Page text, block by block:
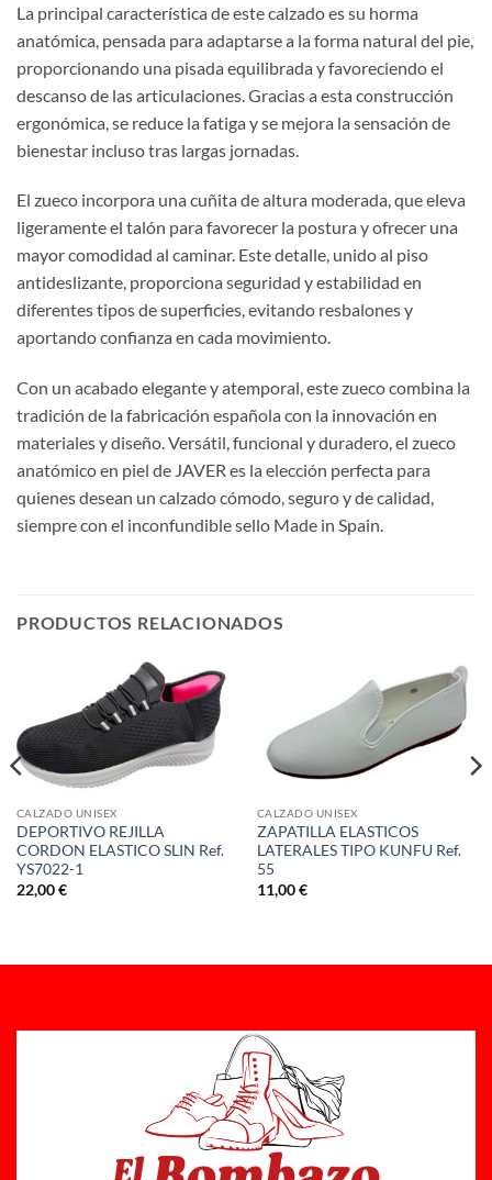
La principal característica de este calzado es su horma
anatómica, pensada para adaptarse a la forma natural del pie,
proporcionando una pisada equilibrada y favoreciendo el
descanso de las articulaciones. Gracias a esta construcción
ergonómica, se reduce la fatiga y se mejora la sensación de
bienestar incluso tras largas jornadas.
El zueco incorpora una cuñita de altura moderada, que eleva
ligeramente el talón para favorecer la postura y ofrecer una
mayor comodidad al caminar. Este detalle, unido al piso
antideslizante, proporciona seguridad y estabilidad en
diferentes tipos de superficies, evitando resbalones y
aportando confianza en cada movimiento.
Con un acabado elegante y atemporal, este zueco combina la
tradición de la fabricación española con la innovación en
materiales y diseño. Versátil, funcional y duradero, el zueco
anatómico en piel de JAVER es la elección perfecta para
quienes desean un calzado cómodo, seguro y de calidad,
siempre con el inconfundible sello Made in Spain.
PRODUCTOS RELACIONADOS
CALZADO UNISEX
DEPORTIVO REJILLA
CORDON ELASTICO SLIN Ref.
YS7022-1
22,00€
CALZADO UNISEX
ZAPATILLA ELASTICOS
LATERALES TIPO KUNFU Ref.
55
11,00€